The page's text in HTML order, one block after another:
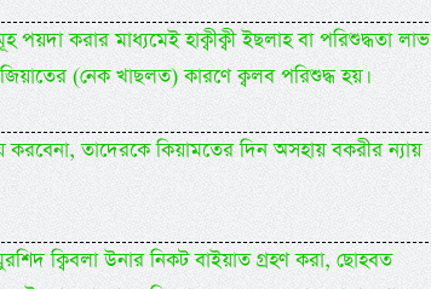
করার মাধ্যমেই হাক্বীক্বী ইছলাহ বা পরিশুদ্ধতা লাভ
(নেক খাছলত) কারণে ক্বলব পরিশুদ্ধ হয়।
তাদেরকে কিয়ামতের দিন অসহায় বকরীর ন্যায়
ক্বিবলা উনার নিকট বাইয়াত গ্রহণ করা, ছোহবত